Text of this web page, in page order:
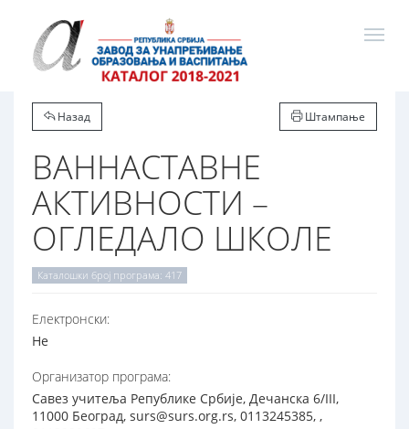
Назад Штампање
ВАННАСТАВНЕ
АКТИВНОСТИ –
ОГЛЕДАЛО ШКОЛЕ
Каталошки број програма: 417
Електронски:
Не
Организатор програма:
Савез учитеља Републике Србије, Дечанска 6/III,
11000 Београд, surs@surs.org.rs, 0113245385, ,